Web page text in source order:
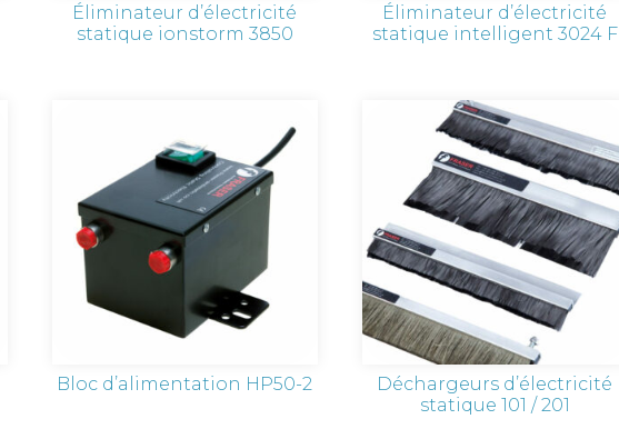
Éliminateur d’électricité
statique ionstorm 3850
Éliminateur d’électricité
statique intelligent 3024 F
Bloc d’alimentation HP50-2
Déchargeurs d’électricité
statique 101 / 201